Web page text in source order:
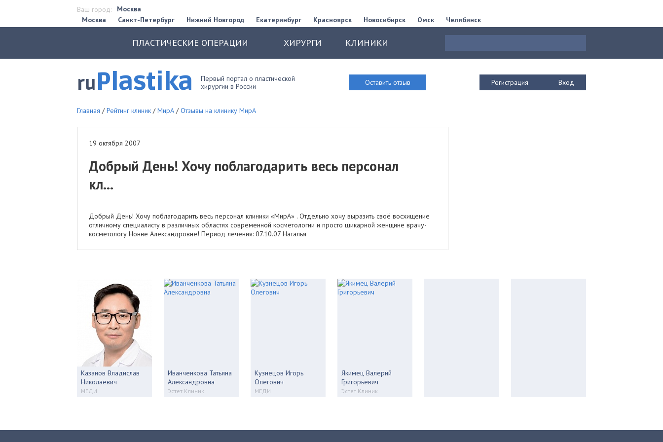
Ваш город:
Москва
Москва
Санкт-Петербург Нижний Новгород Екатеринбург Красноярск Новосибирск Омск Челябинск
ПЛАСТИЧЕСКИЕ ОПЕРАЦИИ ХИРУРГИ КЛИНИКИ
ruPlastika
Первый портал о пластической
хирургии в России
Оставить отзыв Регистрация Вход
Главная /Рейтинг клиник /МирА /Отзывы на клинику МирА
19 октября 2007
Добрый День! Хочу поблагодарить весь персонал
кл...
Добрый День! Хочу поблагодарить весь персонал клиники «МирА» . Отдельно хочу выразить своё восхищение
отличному специалисту в различных областях современной косметологии и просто шикарной женщине врачу-
косметологу Нонне Александровне! Период лечения: 07.10.07 Наталья
Казанов Владислав
Николаевич
МЕДИ
Иванченкова Татьяна
Александровна
Эстет Клиник
Кузнецов Игорь
Олегович
МЕДИ
Якимец Валерий
Григорьевич
Эстет Клиник